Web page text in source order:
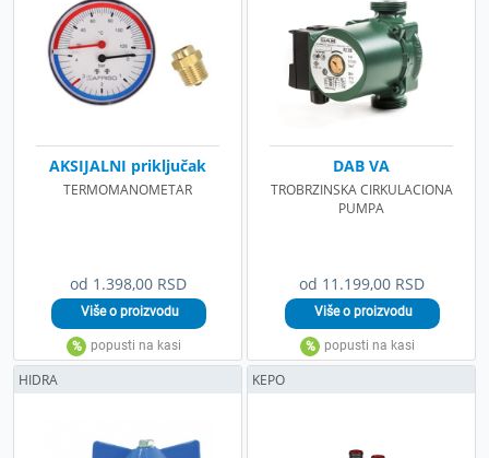
od 1.398,00 RSD
AKSIJALNI priključak
TERMOMANOMETAR
od 11.199,00 RSD
DAB VA
TROBRZINSKA CIRKULACIONA
PUMPA
HIDRA KEPO